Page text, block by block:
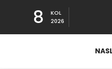
8
KOL
2026